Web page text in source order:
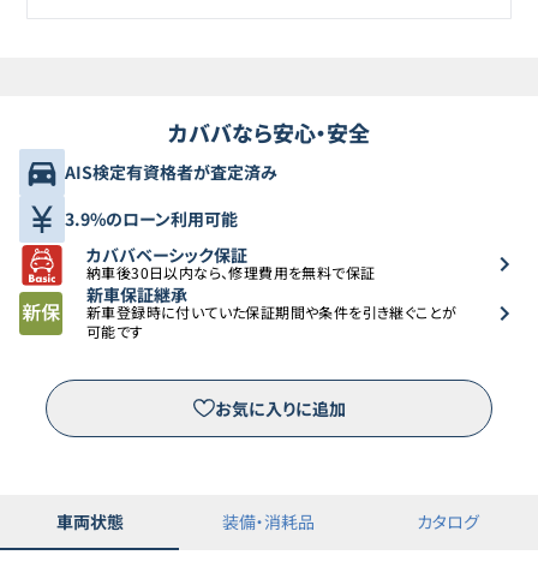
カババなら安心・安全
AIS検定有資格者が査定済み
3.9%のローン利用可能
カババベーシック保証
納車後30日以内なら、修理費用を無料で保証
新車保証継承
新車登録時に付いていた保証期間や条件を引き継ぐことが
可能です
お気に入りに追加
車両状態 装備・消耗品 カタログ